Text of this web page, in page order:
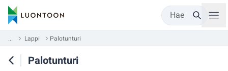
Hae
... Lappi Palotunturi
Palotunturi